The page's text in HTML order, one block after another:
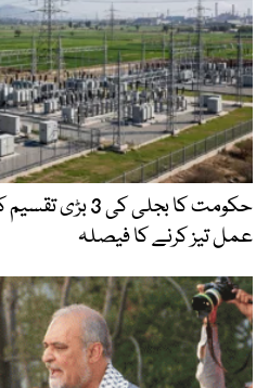
حکومت کا بجلی
عمل تیز کرنے کا فیصلہ